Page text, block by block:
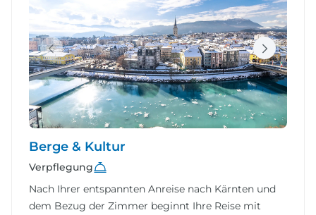
Berge & Kultur
Verpflegung
Nach Ihrer entspannten Anreise nach Kärnten und
dem Bezug der Zimmer beginnt Ihre Reise mit